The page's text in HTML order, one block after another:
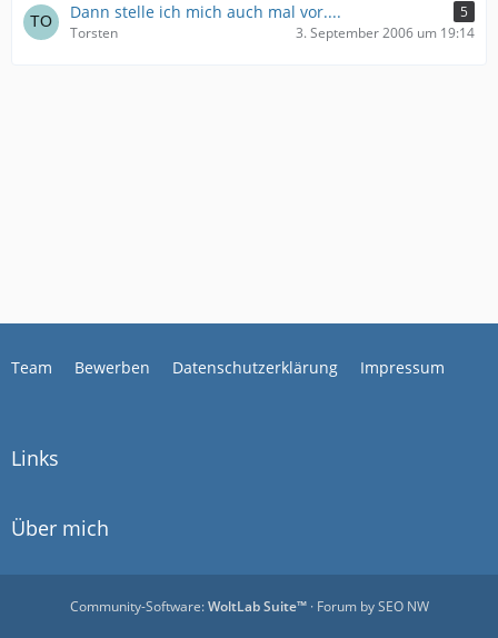
Dann stelle ich mich auch mal vor....
5
Torsten
3. September 2006 um 19:14
Team Bewerben Datenschutzerklärung Impressum
Links
Über mich
Community-Software:WoltLab Suite™· Forum bySEO NW